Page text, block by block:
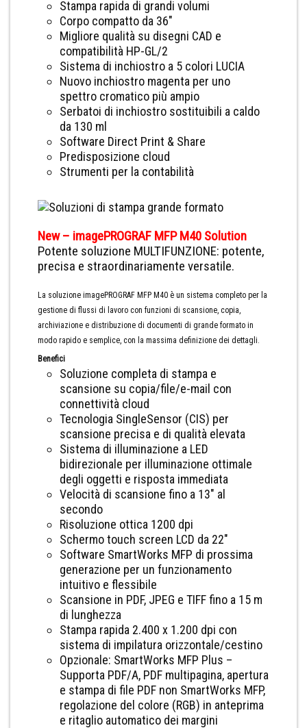
Stampa rapida di grandi volumi
Corpo compatto da 36″
Migliore qualità su disegni CAD e
compatibilità HP-GL/2
Sistema di inchiostro a 5 colori LUCIA
Nuovo inchiostro magenta per uno
spettro cromatico più ampio
Serbatoi di inchiostro sostituibili a caldo
da 130 ml
Software Direct Print & Share
Predisposizione cloud
Strumenti per la contabilità
New – imagePROGRAF MFP M40 Solution
Potente soluzione MULTIFUNZIONE: potente,
precisa e straordinariamente versatile.
La soluzione imagePROGRAF MFP M40 è un sistema completo per la
gestione di flussi di lavoro con funzioni di scansione, copia,
archiviazione e distribuzione di documenti di grande formato in
modo rapido e semplice, con la massima definizione dei dettagli.
Benefici
Soluzione completa di stampa e
scansione su copia/file/e-mail con
connettività cloud
Tecnologia SingleSensor (CIS) per
scansione precisa e di qualità elevata
Sistema di illuminazione a LED
bidirezionale per illuminazione ottimale
degli oggetti e risposta immediata
Velocità di scansione fino a 13″ al
secondo
Risoluzione ottica 1200 dpi
Schermo touch screen LCD da 22″
Software SmartWorks MFP di prossima
generazione per un funzionamento
intuitivo e flessibile
Scansione in PDF, JPEG e TIFF fino a 15 m
di lunghezza
Stampa rapida 2.400 x 1.200 dpi con
sistema di impilatura orizzontale/cestino
Opzionale: SmartWorks MFP Plus –
Supporta PDF/A, PDF multipagina, apertura
e stampa di file PDF non SmartWorks MFP,
regolazione del colore (RGB) in anteprima
e ritaglio automatico dei margini